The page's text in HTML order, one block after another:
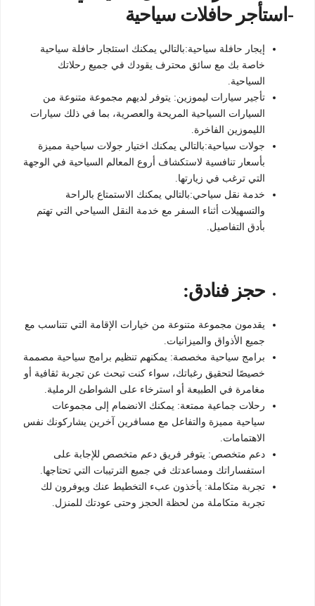
-استأجر حافلات سياحية
إيجار حافلة سياحية:بالتالي يمكنك استئجار حافلة سياحية
خاصة بك مع سائق محترف يقودك في جميع رحلاتك
السياحية.
تأجير سيارات ليموزين: يتوفر لديهم مجموعة متنوعة من
السيارات السياحية المريحة والعصرية، بما في ذلك سيارات
الليموزين الفاخرة.
جولات سياحية:بالتالي يمكنك اختيار جولات سياحية مميزة
بأسعار تنافسية لاستكشاف أروع المعالم السياحية في الوجهة
التي ترغب في زيارتها.
خدمة نقل سياحي:بالتالي يمكنك الاستمتاع بالراحة
والتسهيلات أثناء السفر مع خدمة النقل السياحي التي تهتم
بأدق التفاصيل.
حجز فنادق:
يقدمون مجموعة متنوعة من خيارات الإقامة التي تتناسب مع
جميع الأذواق والميزانيات.
برامج سياحية مخصصة: يمكنهم تنظيم برامج سياحية مصممة
خصيصًا لتحقيق رغباتك، سواء كنت تبحث عن تجربة ثقافية أو
مغامرة في الطبيعة أو استرخاء على الشواطئ الرملية.
رحلات جماعية ممتعة: يمكنك الانضمام إلى مجموعات
سياحية مميزة والتفاعل مع مسافرين آخرين يشاركونك نفس
الاهتمامات.
دعم متخصص: يتوفر فريق دعم متخصص للإجابة على
استفساراتك ومساعدتك في جميع الترتيبات التي تحتاجها.
تجربة متكاملة: يأخذون عبء التخطيط عنك ويوفرون لك
تجربة متكاملة من لحظة الحجز وحتى عودتك للمنزل.